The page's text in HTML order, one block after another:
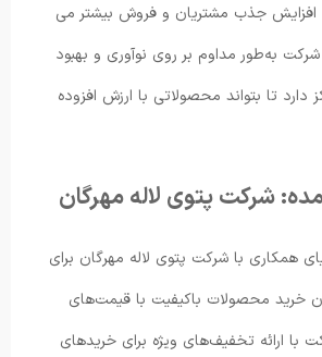
افزایش جذب مشتریان و فروش بیشتر می
به‌طور مداوم بر روی نوآوری و بهبود
دارد تا بتواند محصولاتی با ارزش افزوده
شرکت پتوی لاله مهرگان
همکاری با شرکت پتوی لاله مهرگان برای
خرید محصولات باکیفیت با قیمت‌های
با ارائه تخفیف‌های ویژه برای خریدهای